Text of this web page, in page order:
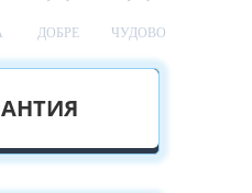
ДОБРЕ ЧУДОВО